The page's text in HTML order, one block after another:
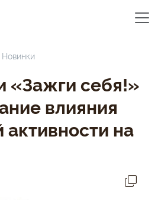
Новинки
«Зажги себя!»
влияния
на